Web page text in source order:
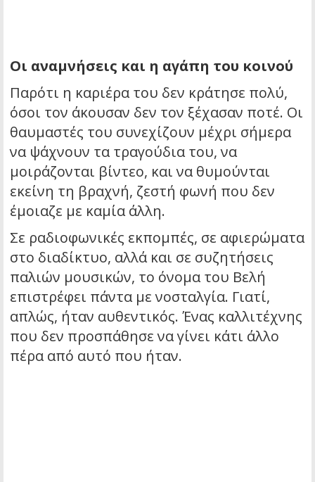
Οι αναμνήσεις και η αγάπη του κοινού
Παρότι η καριέρα του δεν κράτησε πολύ,
όσοι τον άκουσαν δεν τον ξέχασαν ποτέ. Οι
θαυμαστές του συνεχίζουν μέχρι σήμερα
να ψάχνουν τα τραγούδια του, να
μοιράζονται βίντεο, και να θυμούνται
εκείνη τη βραχνή, ζεστή φωνή που δεν
έμοιαζε με καμία άλλη.
Σε ραδιοφωνικές εκπομπές, σε αφιερώματα
στο διαδίκτυο, αλλά και σε συζητήσεις
παλιών μουσικών, το όνομα του Βελή
επιστρέφει πάντα με νοσταλγία. Γιατί,
απλώς, ήταν αυθεντικός. Ένας καλλιτέχνης
που δεν προσπάθησε να γίνει κάτι άλλο
πέρα από αυτό που ήταν.